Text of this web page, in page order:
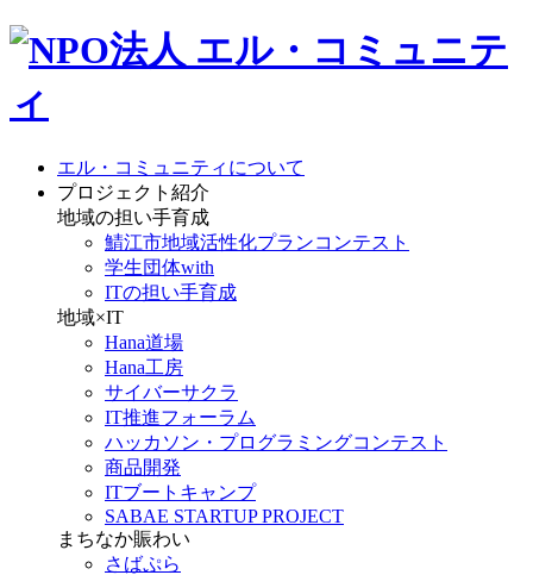
エル・コミュニティについて
プロジェクト紹介
地域の担い手育成
鯖江市地域活性化プランコンテスト
学生団体with
ITの担い手育成
地域×IT
Hana道場
Hana工房
サイバーサクラ
IT推進フォーラム
ハッカソン・プログラミングコンテスト
商品開発
ITブートキャンプ
SABAE STARTUP PROJECT
まちなか賑わい
さばぷら